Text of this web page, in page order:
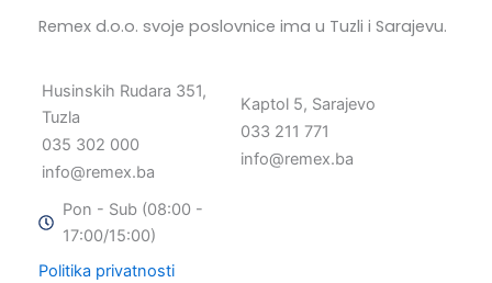
Remex d.o.o. svoje poslovnice ima u Tuzli i Sarajevu.
Husinskih Rudara 351,
Tuzla
035 302 000
info@remex.ba
Kaptol 5, Sarajevo
033 211 771
info@remex.ba
Pon - Sub (08:00 -
17:00/15:00)
Politika privatnosti